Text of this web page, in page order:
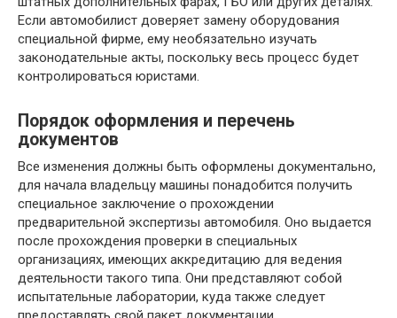
Если автомобилист доверяет замену оборудования
специальной фирме, ему необязательно изучать
законодательные акты, поскольку весь процесс будет
контролироваться юристами.
Порядок оформления и перечень
документов
Все изменения должны быть оформлены документально,
для начала владельцу машины понадобится получить
специальное заключение о прохождении
предварительной экспертизы автомобиля. Оно выдается
после прохождения проверки в специальных
организациях, имеющих аккредитацию для ведения
деятельности такого типа. Они представляют собой
испытательные лаборатории, куда также следует